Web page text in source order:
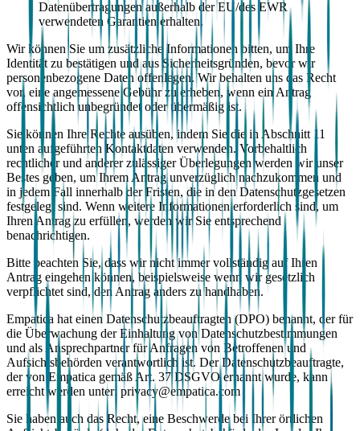
Datenübertragungen außerhalb der EU/des EWR
verwendeten Garantien erhalten.
Wir können Sie um zusätzliche Informationen bitten, um Ihre
Identität zu bestätigen und aus Sicherheitsgründen, bevor wir
personenbezogene Daten offenlegen. Wir behalten uns das Recht
vor, eine angemessene Gebühr zu erheben, wenn ein Antrag
offensichtlich unbegründet oder übermäßig ist.
Sie können Ihre Rechte ausüben, indem Sie die in Abschnitt 11
unten aufgeführten Kontaktdaten verwenden. Vorbehaltlich
rechtlicher und anderer zulässiger Überlegungen werden wir unser
Bestes geben, um Ihrem Antrag unverzüglich nachzukommen und
in jedem Fall innerhalb der Fristen, die in den Datenschutzgesetzen
festgelegt sind. Wenn weitere Informationen erforderlich sind, um
Ihren Antrag zu erfüllen, werden wir Sie entsprechend
benachrichtigen.
Bitte beachten Sie, dass wir nicht immer vollständig auf Ihren
Antrag eingehen können, beispielsweise wenn wir gesetzlich
verpflichtet sind, den Antrag anders zu handhaben.
Empatica hat einen Datenschutzbeauftragten (DPO) benannt, der für
die Überwachung der Einhaltung von Datenschutzbestimmungen
und als Ansprechpartner für Anfragen von Betroffenen und
Aufsichtsbehörden verantwortlich ist. Der Datenschutzbeauftragte,
der von Empatica gemäß Art. 37 DSGVO ernannt wurde, kann
erreicht werden unter: privacy@empatica.com
Sie haben auch das Recht, eine Beschwerde bei Ihrer örtlichen